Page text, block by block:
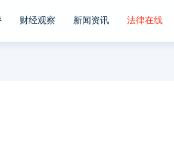
财经观察 新闻资讯 法律在线